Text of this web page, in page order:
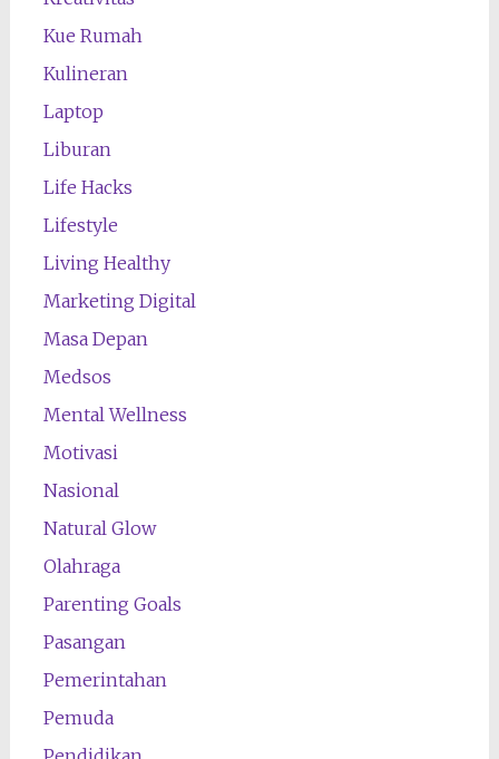
Kue Rumah
Kulineran
Laptop
Liburan
Life Hacks
Lifestyle
Living Healthy
Marketing Digital
Masa Depan
Medsos
Mental Wellness
Motivasi
Nasional
Natural Glow
Olahraga
Parenting Goals
Pasangan
Pemerintahan
Pemuda